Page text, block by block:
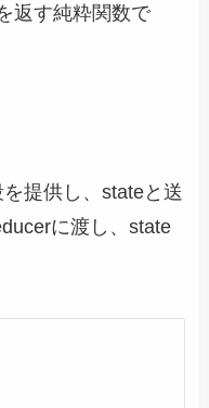
返す純粋関数で
提供し、stateと送
に渡し、state